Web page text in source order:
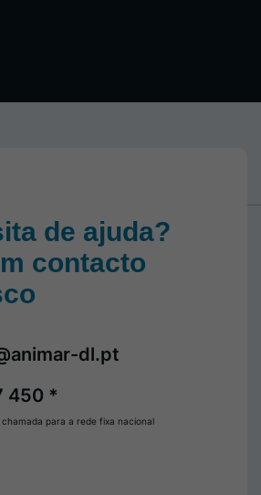
de ajuda?
contacto
450 *
dl.pt
para a rede fixa nacional